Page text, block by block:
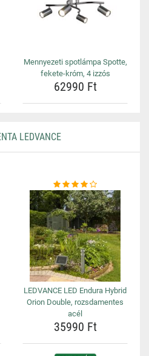
Mennyezeti spotlámpa Spotte,
fekete-króm, 4 izzós
62990 Ft
LEDVANCE
LEDVANCE LED Endura Hybrid
Orion Double, rozsdamentes
acél
35990 Ft